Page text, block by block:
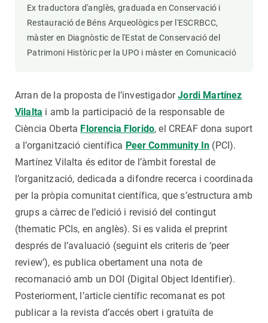
Ex traductora d'anglès, graduada en Conservació i
Restauració de Béns Arqueològics per l'ESCRBCC,
màster en Diagnòstic de l'Estat de Conservació del
Patrimoni Històric per la UPO i màster en Comunicació
Arran de la propostade l’investigadorJordi Martínez
Vilalta i amb la participació de la responsable de
Ciència Oberta Florencia Florido, el CREAF dona suport
a l’organització científica Peer Community In (PCI).
Martínez Vilalta és editor de l’àmbit forestal de
l’organització, dedicada a difondre recerca i coordinada
per la pròpia comunitat científica, que s’estructura amb
grups a càrrec de l’edició i revisió del contingut
(thematic PCIs, en anglès). Si es valida el preprint
després de l’avaluació (seguint els criteris de ‘peer
review’), es publica obertament una nota de
recomanació amb un DOI (Digital Object Identifier).
Posteriorment, l’article científic recomanat es pot
publicar a la revista d’accés obert i gratuïta de